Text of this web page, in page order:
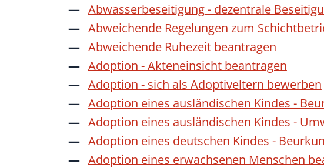
Abwasserbeseitigung - dezentrale
Abweichende Regelungen zum
Abweichende Ruhezeit beantragen
Adoption - Akteneinsicht beantragen
Adoption - sich als Adoptiveltern bewerben
Adoption eines ausländischen Kindes -
Adoption eines ausländischen Kindes -
Adoption eines deutschen Kindes -
Adoption eines erwachsenen Menschen